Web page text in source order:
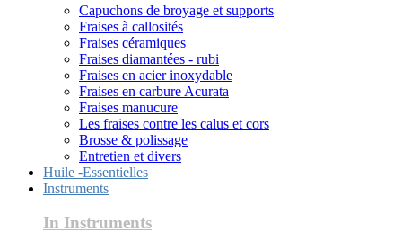
Capuchons de broyage et supports
Fraises à callosités
Fraises céramiques
Fraises diamantées - rubi
Fraises en acier inoxydable
Fraises en carbure Acurata
Fraises manucure
Les fraises contre les calus et cors
Brosse & polissage
Entretien et divers
Huile -Essentielles
Instruments
In Instruments